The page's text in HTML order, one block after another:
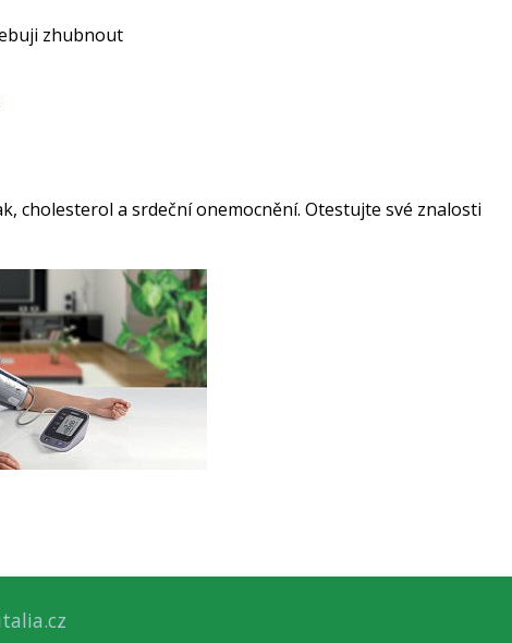
zhubnout
cholesterol a srdeční onemocnění. Otestujte své znalosti